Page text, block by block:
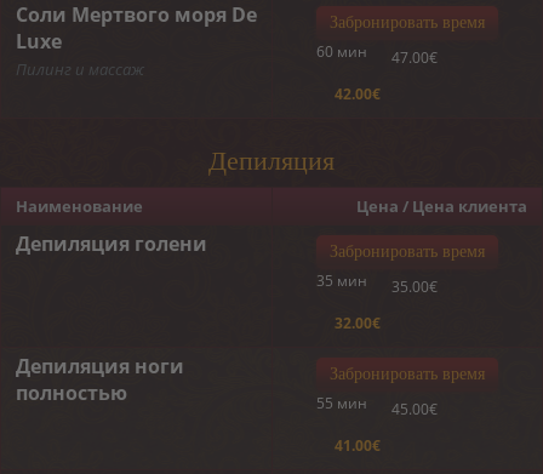
Соли Мертвого моря De
Luxe
Пилинг и массаж
Забронировать время
60 мин
47.00€
42.00€
Депиляция
Наименование Цена / Цена клиента
Депиляция голени Забронировать время
35 мин
35.00€
32.00€
Депиляция ноги
полностью
Забронировать время
55 мин
45.00€
41.00€